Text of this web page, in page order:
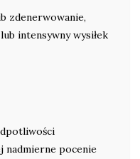
zdenerwowanie,
intensywny wysiłek
pocenie